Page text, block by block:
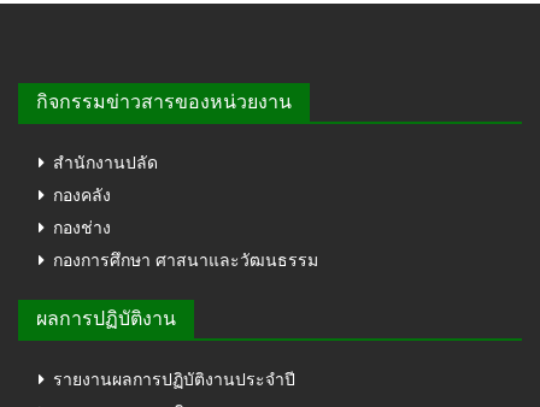
กิจกรรมข่าวสารของหน่วยงาน
สำนักงานปลัด
กองคลัง
กองช่าง
กองการศึกษา ศาสนาและวัฒนธรรม
ผลการปฏิบัติงาน
รายงานผลการปฏิบัติงานประจำปี